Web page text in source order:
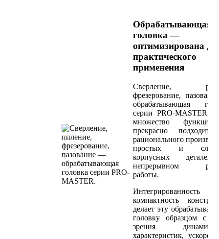
Обрабатывающая
головка —
оптимизирована
практического
применения
Сверление,
фрезерование,
обрабатывающая
серии PRO-MASTER
множество
прекрасно подходит
рационального
простых и
корпусных
непрерывном
работы.
компактность
делает эту
головку образцом с
зрения
характеристик,